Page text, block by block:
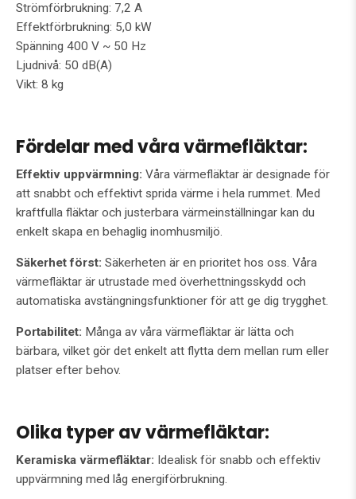
Strömförbrukning: 7,2 A
Effektförbrukning: 5,0 kW
Spänning 400 V ~ 50 Hz
Ljudnivå: 50 dB(A)
Vikt: 8 kg
Fördelar med våra värmefläktar:
Effektiv uppvärmning: Våra värmefläktar är designade för
att snabbt och effektivt sprida värme i hela rummet. Med
kraftfulla fläktar och justerbara värmeinställningar kan du
enkelt skapa en behaglig inomhusmiljö.
Säkerhet först: Säkerheten är en prioritet hos oss. Våra
värmefläktar är utrustade med överhettningsskydd och
automatiska avstängningsfunktioner för att ge dig trygghet.
Portabilitet: Många av våra värmefläktar är lätta och
bärbara, vilket gör det enkelt att flytta dem mellan rum eller
platser efter behov.
Olika typer av värmefläktar:
Keramiska värmefläktar: Idealisk för snabb och effektiv
uppvärmning med låg energiförbrukning.